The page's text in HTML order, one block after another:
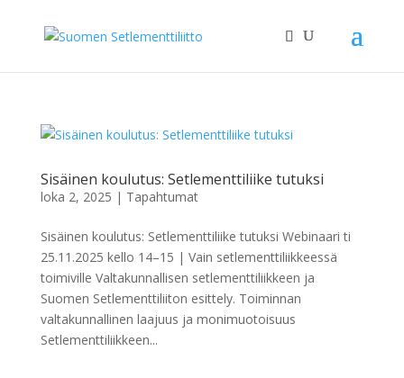
Sisäinen koulutus: Setlementtiliike tutuksi
loka 2, 2025 | Tapahtumat
Sisäinen koulutus: Setlementtiliike tutuksi Webinaari ti
25.11.2025 kello 14–15 | Vain setlementtiliikkeessä
toimiville Valtakunnallisen setlementtiliikkeen ja
Suomen Setlementtiliiton esittely. Toiminnan
valtakunnallinen laajuus ja monimuotoisuus
Setlementtiliikkeen...